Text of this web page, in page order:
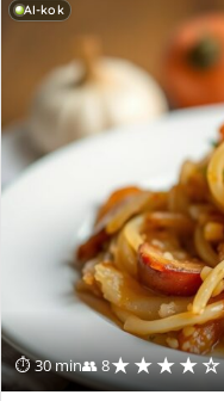
AI-kok
⏱ 30 min👥 8★★★★☆